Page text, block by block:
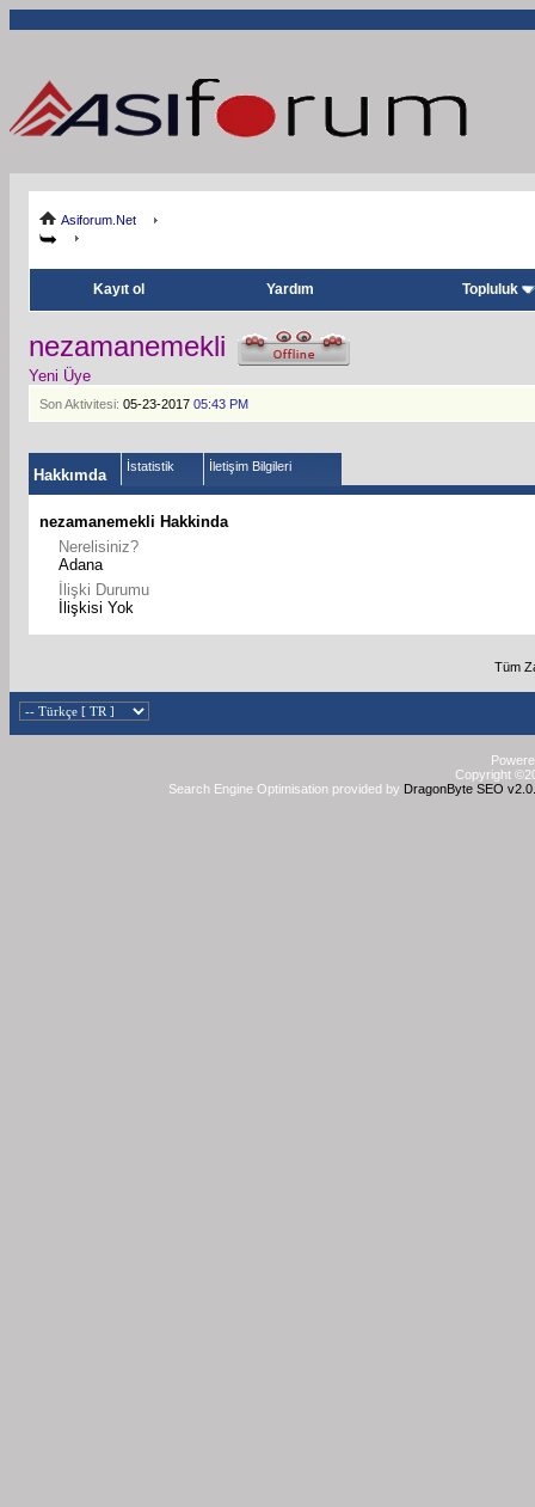
Asiforum.Net
Kayıt ol Yardım Topluluk
nezamanemekli
Yeni Üye
Son Aktivitesi: 05-23-2017 05:43 PM
Hakkımda İstatistik İletişim Bilgileri
nezamanemekli Hakkinda
Nerelisiniz?
Adana
İlişki Durumu
İlişkisi Yok
Tüm
Copyright
Search Engine Optimisation provided by DragonByte SEO